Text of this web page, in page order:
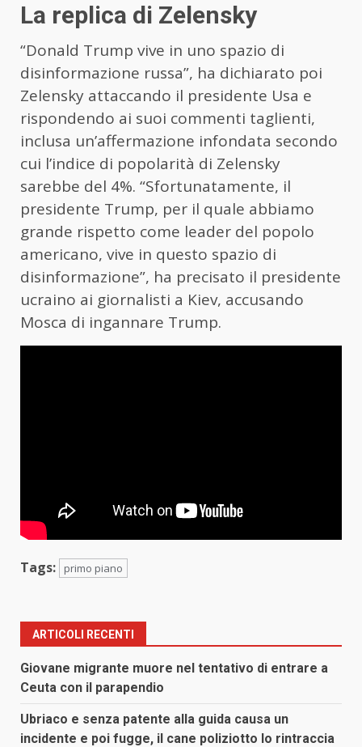
La replica di Zelensky
“Donald Trump vive in uno spazio di
disinformazione russa”, ha dichiarato poi
Zelensky attaccando il presidente Usa e
rispondendo ai suoi commenti taglienti,
inclusa un’affermazione infondata secondo
cui l’indice di popolarità di Zelensky
sarebbe del 4%. “Sfortunatamente, il
presidente Trump, per il quale abbiamo
grande rispetto come leader del popolo
americano, vive in questo spazio di
disinformazione”, ha precisato il presidente
ucraino ai giornalisti a Kiev, accusando
Mosca di ingannare Trump.
Tags: primo piano
ARTICOLI RECENTI
Giovane migrante muore nel tentativo di entrare a
Ceuta con il parapendio
Ubriaco e senza patente alla guida causa un
incidente e poi fugge, il cane poliziotto lo rintraccia